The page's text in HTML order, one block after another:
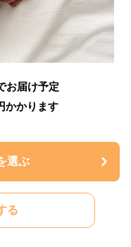
お届け予定
かかります
選ぶ
る